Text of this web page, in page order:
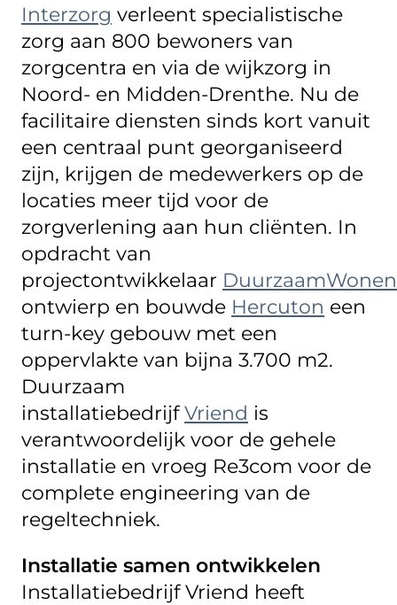
Interzorg verleent specialistische
zorg aan 800 bewoners van
zorgcentra en via de wijkzorg in
Noord- en Midden-Drenthe. Nu de
facilitaire diensten sinds kort vanuit
een centraal punt georganiseerd
zijn, krijgen de medewerkers op de
locaties meer tijd voor de
zorgverlening aan hun cliënten. In
opdracht van
projectontwikkelaar DuurzaamWonen
ontwierp en bouwde Hercuton een
turn-key gebouw met een
oppervlakte van bijna 3.700 m2.
Duurzaam
installatiebedrijfVriend is
verantwoordelijk voor de gehele
installatie en vroeg Re3com voor de
complete engineering van de
regeltechniek.
Installatie samen ontwikkelen
Installatiebedrijf Vriend heeft